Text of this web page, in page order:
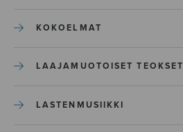
KOKOELMAT
LAAJAMUOTOISET TEOKSET
LASTENMUSIIKKI